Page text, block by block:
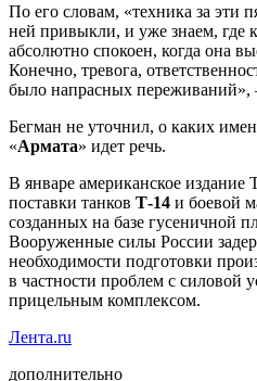
По его словам, «техника за эти
ней привыкли, и уже знаем, где
абсолютно спокоен, когда она
Конечно, тревога,
было напрасных переживаний»,
Бегман не уточнил, о каких
«Армата» идет речь.
В январе американское издание
поставки танков Т-14 и боевой
созданных на базе гусеничной
Вооруженные силы России
необходимости подготовки
в частности проблем с силовой
прицельным комплексом.
Лента.ru
дополнительно